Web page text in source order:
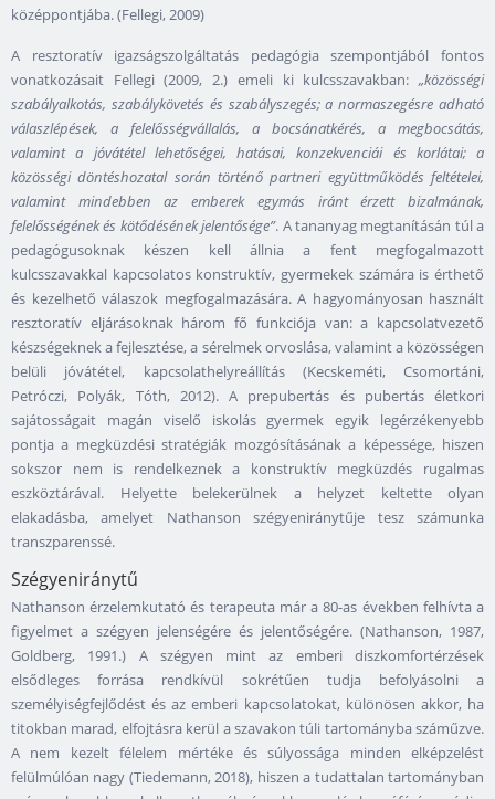
középpontjába. (Fellegi, 2009)
A resztoratív igazságszolgáltatás pedagógia szempontjából fontos
vonatkozásait Fellegi (2009, 2.) emeli ki kulcsszavakban: „közösségi
szabályalkotás, szabálykövetés és szabályszegés; a normaszegésre adható
válaszlépések, a felelősségvállalás, a bocsánatkérés, a megbocsátás,
valamint a jóvátétel lehetőségei, hatásai, konzekvenciái és korlátai; a
közösségi döntéshozatal során történő partneri együttműködés feltételei,
valamint mindebben az emberek egymás iránt érzett bizalmának,
felelősségének és kötődésének jelentősége”. A tananyag megtanításán túl a
pedagógusoknak készen kell állnia a fent megfogalmazott
kulcsszavakkal kapcsolatos konstruktív, gyermekek számára is érthető
és kezelhető válaszok megfogalmazására. A hagyományosan használt
resztoratív eljárásoknak három fő funkciója van: a kapcsolatvezető
készségeknek a fejlesztése, a sérelmek orvoslása, valamint a közösségen
belüli jóvátétel, kapcsolathelyreállítás (Kecskeméti, Csomortáni,
Petróczi, Polyák, Tóth, 2012). A prepubertás és pubertás életkori
sajátosságait magán viselő iskolás gyermek egyik legérzékenyebb
pontja a megküzdési stratégiák mozgósításának a képessége, hiszen
sokszor nem is rendelkeznek a konstruktív megküzdés rugalmas
eszköztárával. Helyette belekerülnek a helyzet keltette olyan
elakadásba, amelyet Nathanson szégyeniránytűje tesz számunka
transzparenssé.
Szégyeniránytű
Nathanson érzelemkutató és terapeuta már a 80-as években felhívta a
figyelmet a szégyen jelenségére és jelentőségére. (Nathanson, 1987,
Goldberg, 1991.) A szégyen mint az emberi diszkomfortérzések
elsődleges forrása rendkívül sokrétűen tudja befolyásolni a
személyiségfejlődést és az emberi kapcsolatokat, különösen akkor, ha
titokban marad, elfojtásra kerül a szavakon túli tartományba száműzve.
A nem kezelt félelem mértéke és súlyossága minden elképzelést
felülmúlóan nagy (Tiedemann, 2018), hiszen a tudattalan tartományban